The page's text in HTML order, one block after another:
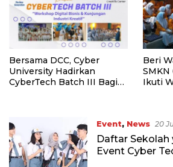
Bersama DCC, Cyber
University Hadirkan
CyberTech Batch III Bagi
Beri
SMKN
Ikuti
Event, News 20
Daftar
Event Cyber